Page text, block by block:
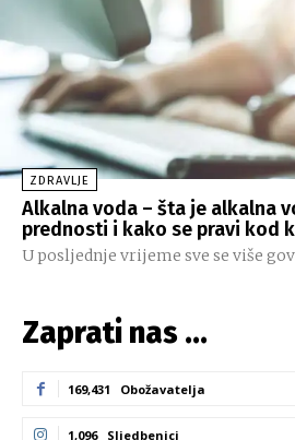
ZDRAVLJE
Alkalna voda – šta je alkalna
prednosti i kako se pravi kod
U posljednje vrijeme sve se više
Zaprati nas ...
169,431 Obožavatelja
1,096 Sljedbenici